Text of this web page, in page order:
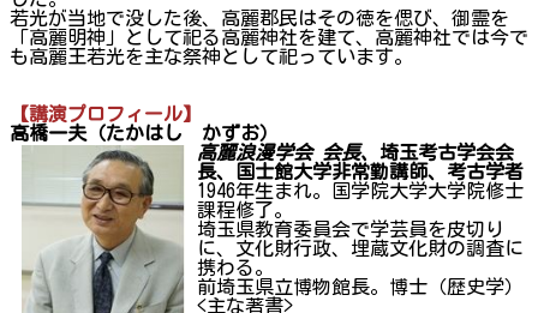
若光が当地で没した後、高麗郡民はその徳を偲び、御霊を
「高麗明神」として祀る高麗神社を建て、高麗神社では今で
も高麗王若光を主な祭神として祀っています。
【講演プロフィール】
高橋一夫（たかはし かずお）
高麗浪漫学会 会長、 埼玉考古学会会
長、国士館大学非常勤講師、考古学者
1946年生まれ。国学院大学大学院修士
課程修了。
埼玉県教育委員会で学芸員を皮切り
に、文化財行政、埋蔵文化財の調査に
携わる。
前埼玉県立博物館長。博士（歴史学）
<主な著書>